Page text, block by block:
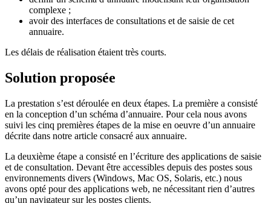
complexe ;
avoir des interfaces de consultations et de saisie de cet
annuaire.
Les délais de réalisation étaient très courts.
Solution proposée
La prestation s’est déroulée en deux étapes. La première a consisté
en la conception d’un schéma d’annuaire. Pour cela nous avons
suivi les cinq premières étapes de la mise en oeuvre d’un annuaire
décrite dans notre article consacré aux annuaire.
La deuxième étape a consisté en l’écriture des applications de saisie
et de consultation. Devant être accessibles depuis des postes sous
environnements divers (Windows, Mac OS, Solaris, etc.) nous
avons opté pour des applications web, ne nécessitant rien d’autres
qu’un navigateur sur les postes clients.